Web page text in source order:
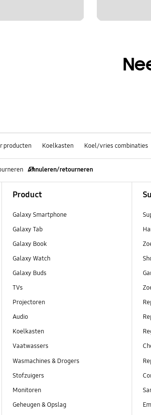
producten Koelkasten Koel/vries combinaties
Annuleren/retourneren
Product
Galaxy Smartphone
Galaxy Tab
Galaxy Book
Galaxy Watch
Galaxy Buds
TVs
Projectoren
Audio
Koelkasten
Vaatwassers
Wasmachines & Drogers
Stofzuigers
Monitoren
Geheugen & Opslag